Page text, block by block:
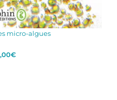
micro-algues
€